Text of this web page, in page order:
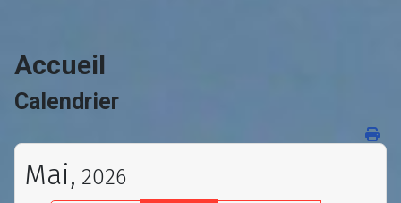
Accueil
Calendrier
Mai, 2026